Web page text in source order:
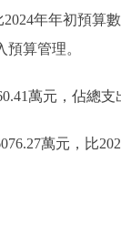
年年初預算數
算管理。
萬元，佔總支出
萬元，比